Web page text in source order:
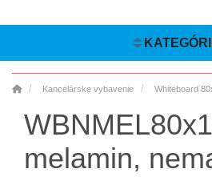
Kancelárske vybavenie Whiteboard
melamin,